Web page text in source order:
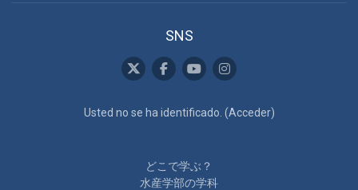
SNS
Usted no se ha identificado. (Acceder)
どこで学ぶ？
水産学部の学科